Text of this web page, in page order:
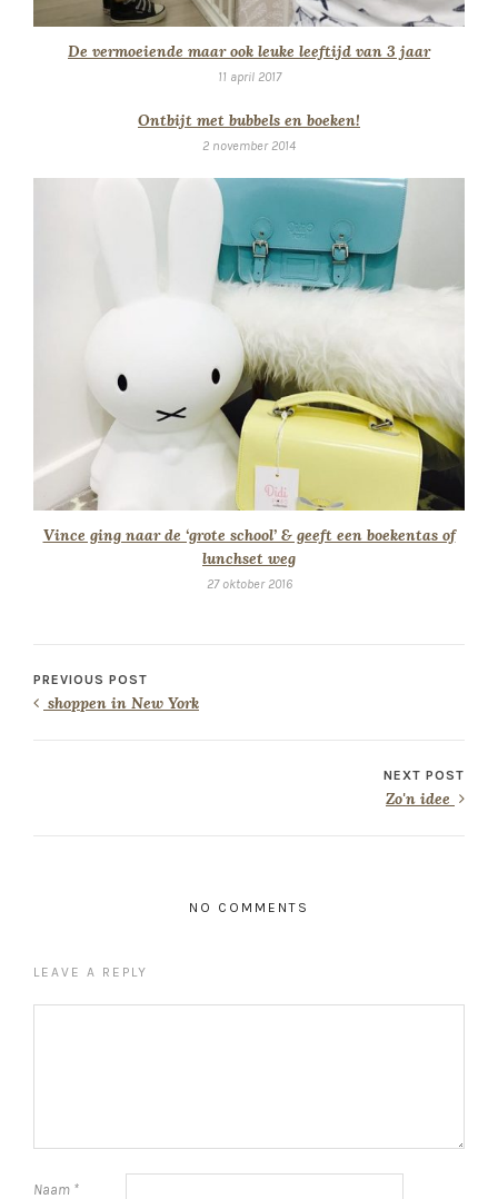
De vermoeiende maar ook leuke leeftijd van 3 jaar
11 april 2017
Ontbijt met bubbels en boeken!
2 november 2014
Vince ging naar de ‘grote school’ & geeft een boekentas of
lunchset weg
27 oktober 2016
PREVIOUS POST
shoppen in New York
NEXT POST
Zo'n idee
NO COMMENTS
LEAVE A REPLY
Naam *